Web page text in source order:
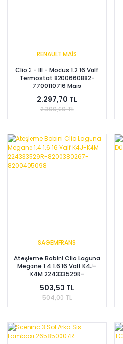
RENAULT MAİS
Clio 3 - III - Modus 1.2 16 Valf
Termostat 8200660882-
7700110716 Mais
2.297,70 TL
2.300,00 TL
SAGEMFRANS
Ateşleme Bobini Clio Laguna
Megane 1.4 1.6 16 Valf K4J-
K4M 224333529R-
503,50 TL
504,00 TL